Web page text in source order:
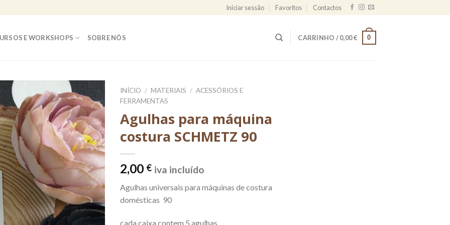
Iniciar sessão Favoritos Contactos
E WORKSHOPS SOBRE NÓS CARRINHO /0,00€ 0
INÍCIO / MATERIAIS / ACESSÓRIOS E
FERRAMENTAS
Agulhas para máquina
costura SCHMETZ 90
2,00 € iva incluído
Agulhas universais para máquinas de costura
domésticas 90
cada caixa contem 5 agulhas